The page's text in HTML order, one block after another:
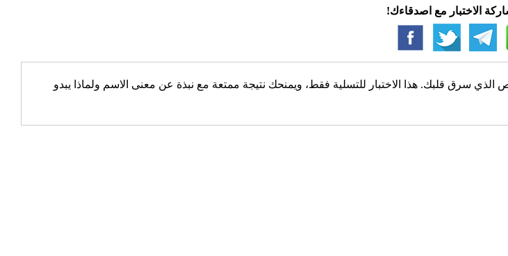
الاختبار مع اصدقاءك!
سرق قلبك. هذا الاختبار للتسلية فقط، ويمنحك نتيجة ممتعة مع نبذة عن معنى الاسم ولماذا يبدو